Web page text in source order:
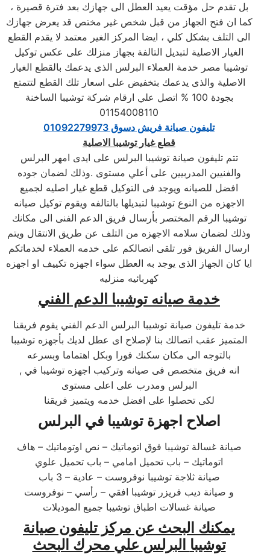
بل تقدم حل مؤقت يعيد العطل الى جهازك بعد فترة قصيرة ،
كما ان فتح الجهاز من قبل شخص غير مختص قد يعرض جهازك
الى التلف بشكل كلي ، ايضا المركز الغير معتمد لا يقدم القطع
الغيار الاصلية لتبديل التالفة بجهاز منزلك على عكس توكيل
توشيبا مصر خدمة العملاء البرلس الذى يدعمك بالقطع الغيار
الاصلية والذى يدعمك بتخفيض على اسعار تلك القطع لتتمتع
بجودة 100 % اتصل علي ارقام شركة توشيبا الساخنة
01154008110
تليفون صيانة فريش دسوق 01092279973
قطع غيار توشيبا الاصلية
تتم تليفون صيانة توشيبا البرلس على ايدى امهر البرلس
والفنيين المدربيين على أعلي مستوى .وذلك لضمان جوده
افضل للصيانه ويوجد فى التوكيل قطع غيار اصليه لجميع
الاجهزه من النوع توشيبا لتبديلها بالتالفه ويقوم توكيل صيانه
توشيبا الرقم المختصر بأرسال فريق الدعم الفنى الى مكانك
وذلك لضمان سلامه الاجهزه من التلف عن طريق الانتقال ويتم
ارسال الفريق فور تلقى اتصالكم على خدمه العملاء لخدماتكم
ايا كان الجهاز الذى يوجد به العطل سواء اجهزه تكييف او اجهزه
كهربائيه منزليه
خدمة صيانه توشيبا الدعم الفني
خدمة تليفون صيانة توشيبا البرلس الدعم الفني يقوم فريقنا
المتميز عقب اتصالك بنا لإصلاح اى عطل لديك بأجهزه توشيبا
بالتوجه الى مكان سكنك فورا وبكل اهتماما وبسرعه
, انه فريق متخصص فى صيانه وتركيب اجهزه توشيبا في
البرلس ومدرب على اعلى مستوى
لكى تحصلوا على افضل خدمه ويتميز فريقنا
اصلاح اجهزة توشيبا في البرلس
صيانة غسالة توشيبا فوق اتوماتيك – نص اوتوماتيك – هاف
اتوماتيك – باب تحميل امامي – باب تحميل علوي
صيانة ثلاجة توشيبا نوفروست – عادية – 3 باب
و صيانة ديب فريزر توشيبا افقي – رأسي – نوفروست
صيانة غسالات اطباق توشيبا جميع الموديلات
يمكنك البحث عن مركز تليفون صيانة
توشيبا البرلس علي محرك البحث